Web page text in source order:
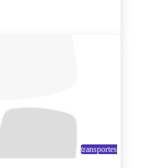
transportes